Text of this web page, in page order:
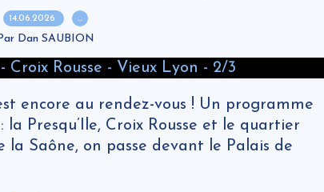
14.06.2026 …
Dan SAUBION
encore au rendez-vous ! Un programme
Presqu’Ile, Croix Rousse et le quartier
la Saône, on passe devant le Palais de